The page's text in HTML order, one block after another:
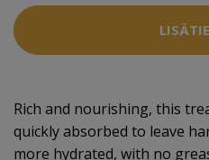
Rich and nourishing, this
quickly absorbed to leave
more hydrated, with no